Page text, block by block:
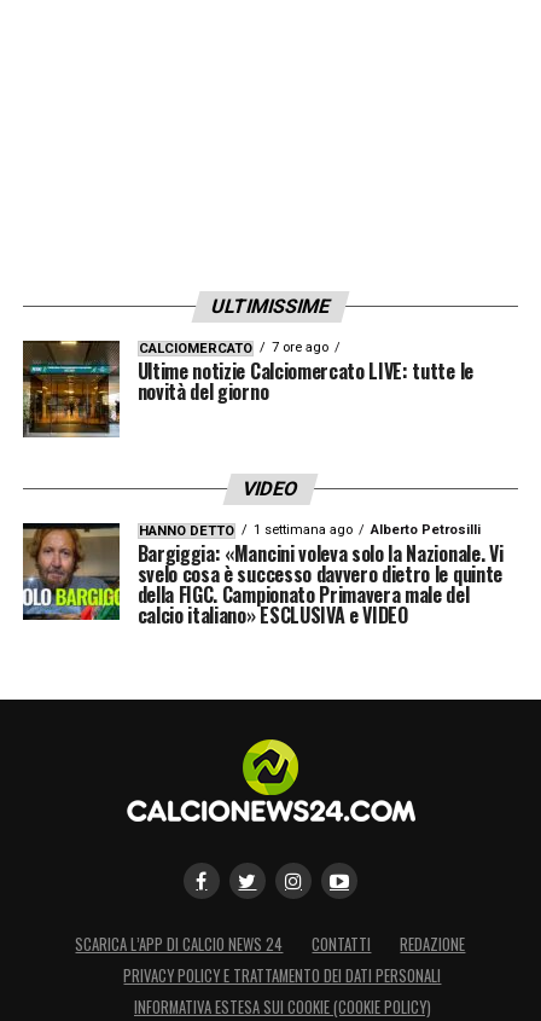
ULTIMISSIME
CALCIOMERCATO 7 ore ago
Ultime notizie Calciomercato LIVE: tutte le
novità del giorno
VIDEO
HANNO DETTO 1 settimana ago Alberto Petrosilli
Bargiggia: «Mancini voleva solo la Nazionale. Vi
svelo cosa è successo davvero dietro le quinte
della FIGC. Campionato Primavera male del
calcio italiano» ESCLUSIVA e VIDEO
SCARICA L’APP DI CALCIO NEWS 24 CONTATTI
REDAZIONE
PRIVACY POLICY E TRATTAMENTO DEI DATI PERSONALI
INFORMATIVA ESTESA SUI COOKIE (COOKIE POLICY)